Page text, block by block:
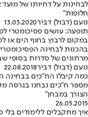
לבחינות על דחיותו של מועד
חלופות"
נועם (דבול) דביר13.03.2020
תופעה: עושים פסיכומטרי
במקום לרבוץ בחוף הים או
מרתונים של סדרות בסופי
נועם (דבול) דביר22.08.2018
כמה קיבלו הח"כים בבחינה
מספר ח"כים נבחנו בגרסה
הצורך במבחן"
26.05.2015
איך מתקבלים ללימודים בלי